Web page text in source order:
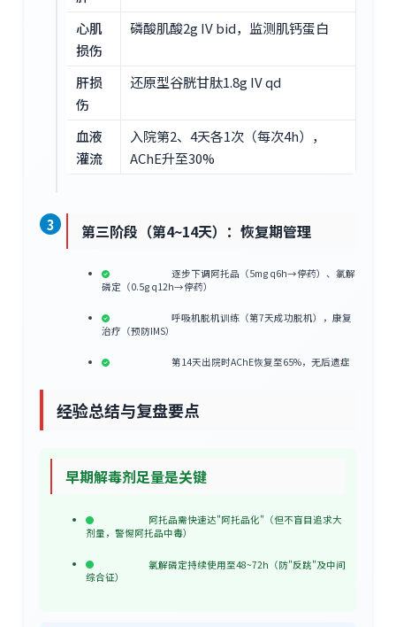
心肌
损伤
磷酸肌酸2g IV bid，监测肌钙蛋白
肝损
伤
还原型谷胱甘肽1.8g IV qd
血液
灌流
入院第2、4天各1次（每次4h），
AChE升至30%
3 第三阶段（第4~14天）：恢复期管理
逐步下调阿托品（5mg q6h→停药）、氯解
磷定（0.5g q12h→停药）
呼吸机脱机训练（第7天成功脱机），康复
治疗（预防IMS）
第14天出院时AChE恢复至65%，无后遗症
经验总结与复盘要点
早期解毒剂足量是关键
阿托品需快速达"阿托品化"（但不盲目追求大
剂量，警惕阿托品中毒）
氯解磷定持续使用至48~72h（防"反跳"及中间
综合征）